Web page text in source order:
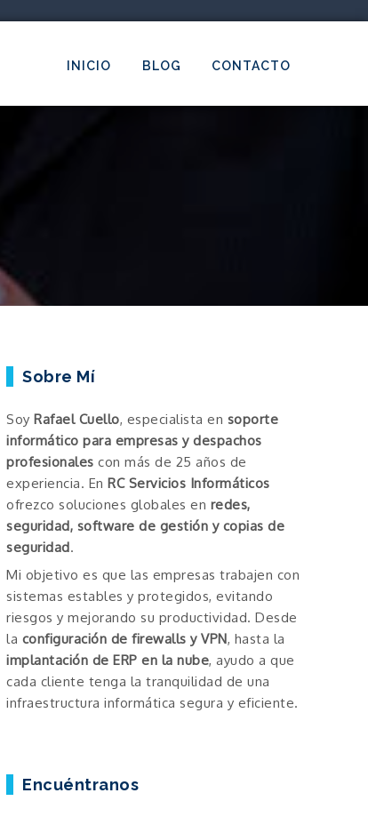
INICIO BLOG CONTACTO
Sobre Mí
Soy Rafael Cuello, especialista en soporte
informático para empresas y despachos
profesionales con más de 25 años de
experiencia. En RC Servicios Informáticos
ofrezco soluciones globales en redes,
seguridad, software de gestión y copias de
seguridad.
Mi objetivo es que las empresas trabajen con
sistemas estables y protegidos, evitando
riesgos y mejorando su productividad. Desde
la configuración de firewalls y VPN, hasta la
implantación de ERP en la nube, ayudo a que
cada cliente tenga la tranquilidad de una
infraestructura informática segura y eficiente.
Encuéntranos